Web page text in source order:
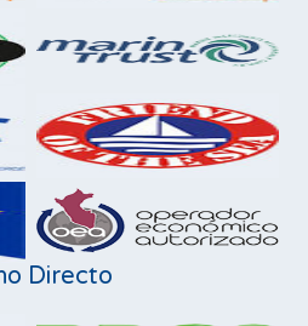
Directo